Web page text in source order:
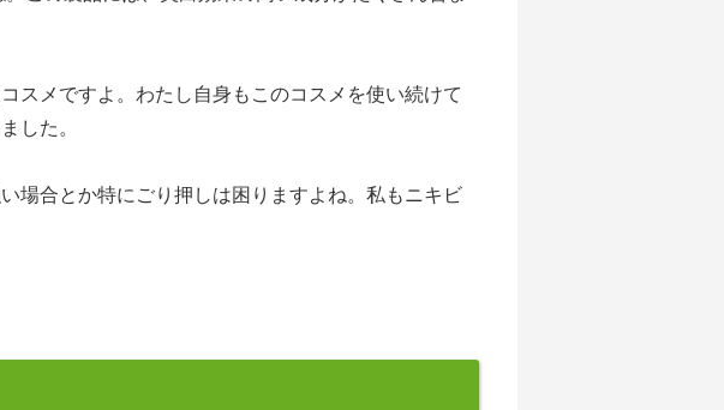
スメですよ。わたし自身もこのコスメを使い続けて
した。
場合とか特にごり押しは困りますよね。私もニキビ